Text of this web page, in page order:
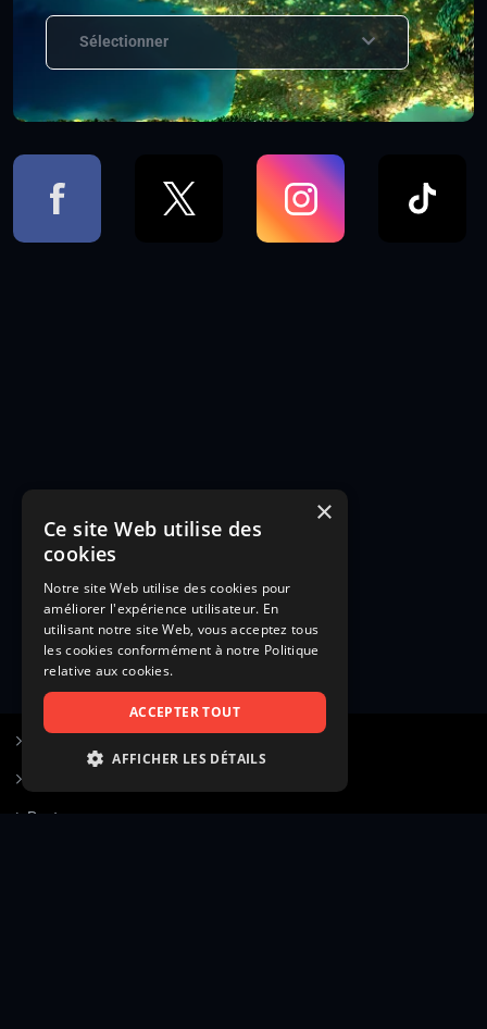
Sélectionner
Poster une annonce
×
Ce site Web utilise des
cookies
Notre site Web utilise des cookies pour
améliorer l'expérience utilisateur. En
utilisant notre site Web, vous acceptez tous
les cookies conformément à notre Politique
relative aux cookies.
ACCEPTER TOUT
AFFICHER LES DÉTAILS